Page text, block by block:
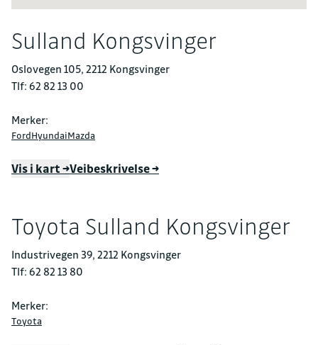
Sulland Kongsvinger
Oslovegen 105, 2212 Kongsvinger
Tlf: 62 82 13 00
Merker:
FordHyundaiMazda
Vis i kart →Veibeskrivelse →
Toyota Sulland Kongsvinger
Industrivegen 39, 2212 Kongsvinger
Tlf: 62 82 13 80
Merker:
Toyota